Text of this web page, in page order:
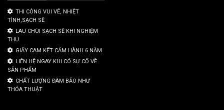
THI CÔNG VUI VẼ, NHIỆT
TÌNH,SẠCH SẼ
LAU CHÙI SẠCH SẼ KHI NGHIỆM
THU
GIẤY CAM KẾT CẢM HÀNH 6 NĂM
LIÊN HỆ NGAY KHI CÓ SỰ CỐ VỀ
SẢN PHẨM
CHẤT LƯỢNG ĐÀM BẢO NHƯ
THỎA THUẬT